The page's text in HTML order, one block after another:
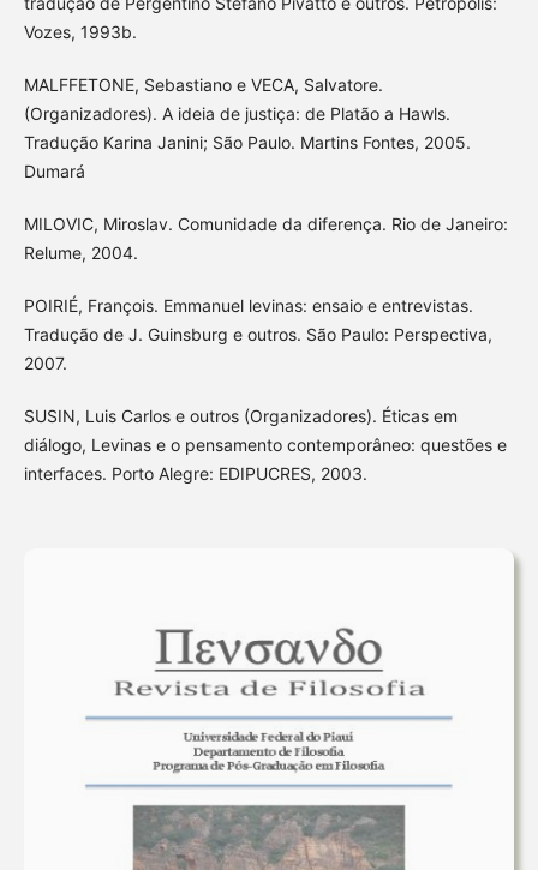
Vozes, 1993b.
MALFFETONE, Sebastiano e VECA, Salvatore.
(Organizadores). A ideia de justiça: de Platão a Hawls.
Tradução Karina Janini; São Paulo. Martins Fontes, 2005.
Dumará
MILOVIC, Miroslav. Comunidade da diferença. Rio de Janeiro:
Relume, 2004.
POIRIÉ, François. Emmanuel levinas: ensaio e entrevistas.
Tradução de J. Guinsburg e outros. São Paulo: Perspectiva,
2007.
SUSIN, Luis Carlos e outros (Organizadores). Éticas em
diálogo, Levinas e o pensamento contemporâneo: questões e
interfaces. Porto Alegre: EDIPUCRES, 2003.